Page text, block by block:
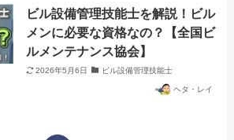
ビル設備管理技能士を解説！ビル
メンに必要な資格なの？【全国ビ
ルメンテナンス協会】
2026年5月6日 ビル設備管理技能士
ヘタ・レイ